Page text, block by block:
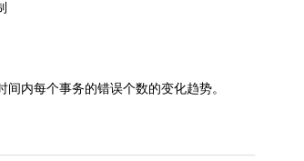
内每个事务的错误个数的变化趋势。